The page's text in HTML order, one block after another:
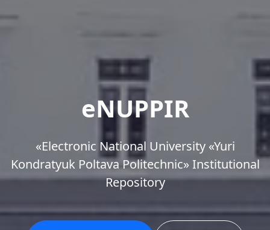
eNUPPIR
«Еlectronic National University «Yuri
Kondratyuk Poltava Politechnic» Institutional
Repository